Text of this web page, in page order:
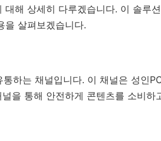
해 상세히 다루겠습니다. 이 솔루
을 살펴보겠습니다.
하는 채널입니다. 이 채널은 성인
을 통해 안전하게 콘텐츠를 소비